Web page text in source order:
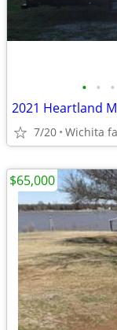
• • •
2021 Heartland
7/20 Wichita
$65,000